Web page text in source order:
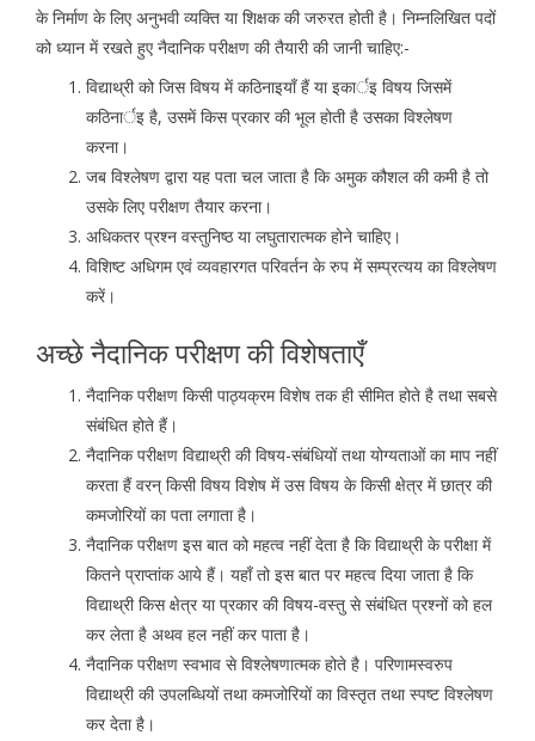
के निर्माण के लिए अनुभवी व्यक्ति या शिक्षक की जरुरत होती है। निम्नलिखित पदों
को ध्यान में रखते हुए नैदानिक परीक्षण की तैयारी की जानी चाहिए:-
विद्याथ्री को जिस विषय में कठिनाइयाँ हैं या इकार्इ विषय जिसमें
कठिनार्इ है, उसमें किस प्रकार की भूल होती है उसका विश्लेषण
करना।
जब विश्लेषण द्वारा यह पता चल जाता है कि अमुक कौशल की कमी है तो
उसके लिए परीक्षण तैयार करना।
अधिकतर प्रश्न वस्तुनिष्ठ या लघुतारात्मक होने चाहिए।
विशिष्ट अधिगम एवं व्यवहारगत परिवर्तन के रुप में सम्प्रत्यय का विश्लेषण
करें।
अच्छे नैदानिक परीक्षण की विशेषताएँ
नैदानिक परीक्षण किसी पाठ्यक्रम विशेष तक ही सीमित होते है तथा सबसे
संबंधित होते हैं।
नैदानिक परीक्षण विद्याथ्री की विषय-संबंधियों तथा योग्यताओं का माप नहीं
करता हैं वरन् किसी विषय विशेष में उस विषय के किसी क्षेत्र में छात्र की
कमजोरियों का पता लगाता है।
नैदानिक परीक्षण इस बात को महत्व नहीं देता है कि विद्याथ्री के परीक्षा में
कितने प्राप्तांक आये हैं। यहाँ तो इस बात पर महत्व दिया जाता है कि
विद्याथ्री किस क्षेत्र या प्रकार की विषय-वस्तु से संबंधित प्रश्नों को हल
कर लेता है अथव हल नहीं कर पाता है।
नैदानिक परीक्षण स्वभाव से विश्लेषणात्मक होते है। परिणामस्वरुप
विद्याथ्री की उपलब्धियों तथा कमजोरियों का विस्तृत तथा स्पष्ट विश्लेषण
कर देता है।